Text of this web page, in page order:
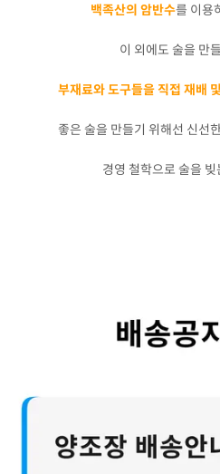
백족산의 암반수를 이용
이 외에도 술을 만
부재료와 도구들을 직접 재배
좋은 술을 만들기 위해선 신선
경영 철학으로 술을